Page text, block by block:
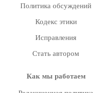
Политика обсуждений
Кодекс этики
Исправления
Стать автором
Как мы работаем